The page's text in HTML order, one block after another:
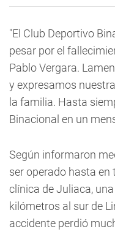
"El Club Deportivo
pesar por el
Pablo Vergara.
y expresamos
la familia. Hasta
Binacional en un
Según informaron
ser operado hasta
clínica de Juliaca,
kilómetros al sur de
accidente perdió